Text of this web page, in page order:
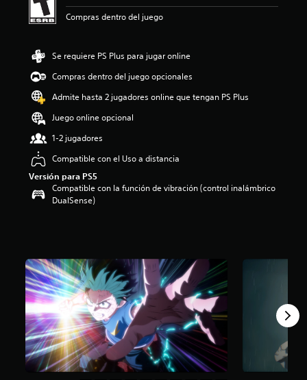
r
e
d
o
3
9
6
e
s
t
s
d
e
c
i
n
c
o
e
Compras dentro del juego
Se requiere PS Plus para jugar online
Compras dentro del juego opcionales
Admite hasta 2 jugadores online que tengan PS Plus
Juego online opcional
1-2 jugadores
Compatible con el Uso a distancia
Versión para PS5
Compatible con la función de vibración (control inalámbrico
DualSense)